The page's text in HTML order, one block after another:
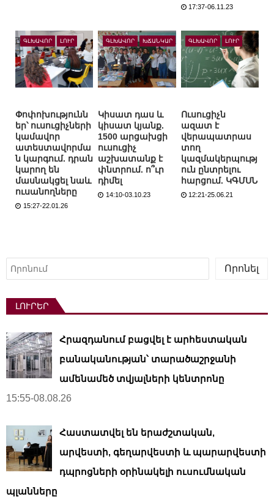
17:37-06.11.23
ԳԼԽԱՎՈՐ ԼՈՒՐ
Փոփոխությունն
եր՝ ուսուցիչների
կամավոր
ատեստավորմա
ն կարգում. դրան
կարող են
մասնակցել նաև
ուսանողները
15:27-22.01.26
ԳԼԽԱՎՈՐ ԽՃԱՆԿԱՐ
Կիսատ դաս և
կիսատ կյանք.
1500 արցախցի
ուսուցիչ
աշխատանք է
փնտրում. ո՞ւր
դիմել
14:10-03.10.23
ԳԼԽԱՎՈՐ ԼՈՒՐ
Ուսուցիչն
ազատ է
վերապատրաս
տող
կազմակերպությ
ուն ընտրելու
հարցում. ԿԳՄՍՆ
12:21-25.06.21
Որոնել
Որոնել
ԼՈՒՐԵՐ
Հրազդանում բացվել է արհեստական ​​
բանականության՝ տարածաշրջանի
ամենամեծ տվյալների կենտրոնը
15:55-08.08.26
Հաստատվել են երաժշտական,
արվեստի, գեղարվեստի և պարարվեստի
դպրոցների օրինակելի ուսումնական
պլանները